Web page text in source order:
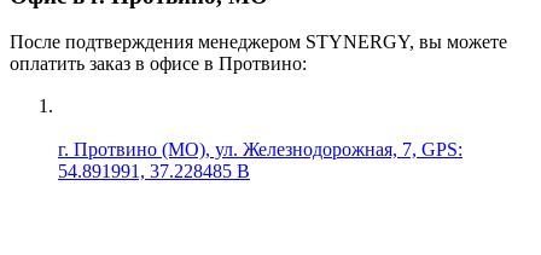
После подтверждения менеджером STYNERGY, вы можете
оплатить заказ в офисе в Протвино:
г. Протвино (МО), ул. Железнодорожная, 7, GPS:
54.891991, 37.228485 В